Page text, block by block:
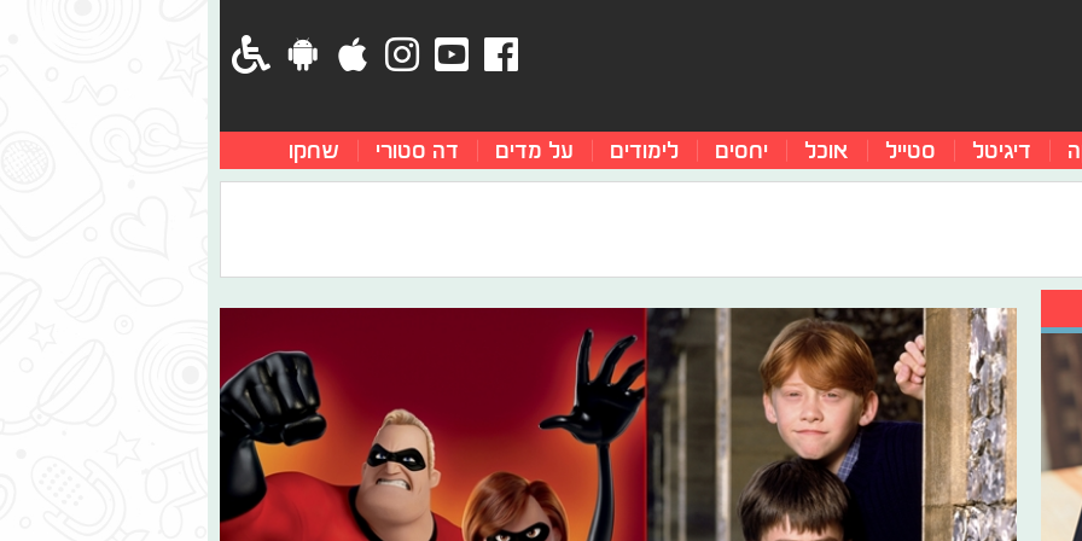
דיגיטל סטייל אוכל יחסים לימודים על מדים דה סטורי שחקו